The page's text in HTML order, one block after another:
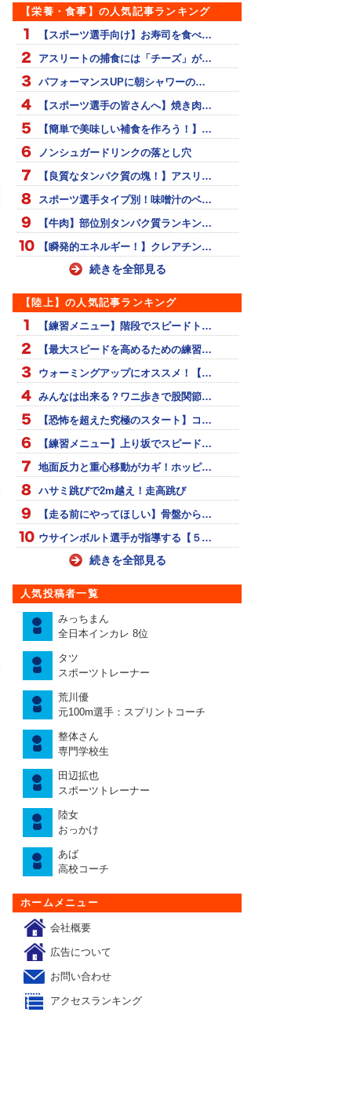
【栄養・食事】の人気記事ランキング
【スポーツ選手向け】お寿司を食べ…
アスリートの捕食には「チーズ」が…
パフォーマンスUPに朝シャワーの…
【スポーツ選手の皆さんへ】焼き肉…
【簡単で美味しい補食を作ろう！】…
ノンシュガードリンクの落とし穴
【良質なタンパク質の塊！】アスリ…
スポーツ選手タイプ別！味噌汁のベ…
【牛肉】部位別タンパク質ランキン…
【瞬発的エネルギー！】クレアチン…
続きを全部見る
【陸上】の人気記事ランキング
【練習メニュー】階段でスピードト…
【最大スピードを高めるための練習…
ウォーミングアップにオススメ！【…
みんなは出来る？ワニ歩きで股関節…
【恐怖を超えた究極のスタート】コ…
【練習メニュー】上り坂でスピード…
地面反力と重心移動がカギ！ホッピ…
ハサミ跳びで2m越え！走高跳び
【走る前にやってほしい】骨盤から…
ウサインボルト選手が指導する【５…
続きを全部見る
人気投稿者一覧
みっちまん
全日本インカレ 8位
タツ
スポーツトレーナー
荒川優
元100m選手：スプリントコーチ
整体さん
専門学校生
田辺拡也
スポーツトレーナー
陸女
おっかけ
あば
高校コーチ
ホームメニュー
会社概要
広告について
お問い合わせ
アクセスランキング